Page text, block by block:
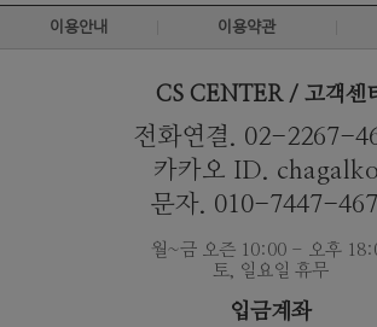
이용안내 이용약관
CS CENTER / 고객센
전화연결. 02-2267-
카카오 ID.
문자. 010-7447-
월~금 오즌 10:00 - 오후
토, 일요일 휴무
입금계좌